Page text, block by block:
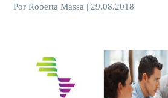
Por Roberta Massa | 29.08.2018